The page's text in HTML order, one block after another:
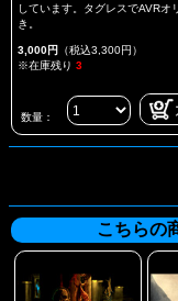
しています。タグレスでAVR
き。
3,000円 （税込3,300円）
※在庫残り 3
数量：
こちらの